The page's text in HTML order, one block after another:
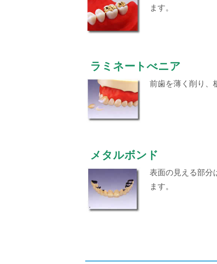
ます。
ラミネートべニア
前歯を薄く削り、
メタルボンド
表面の見える部分
ます。